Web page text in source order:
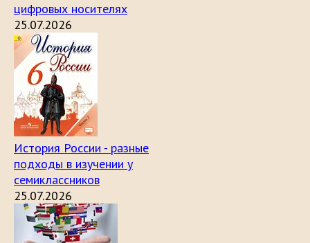
цифровых носителях
25.07.2026
История России - разные
подходы в изучении у
семиклассников
25.07.2026